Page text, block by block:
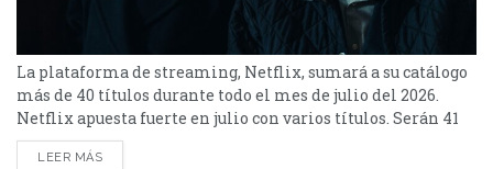
La plataforma de streaming, Netflix, sumará a su catálogo
más de 40 títulos durante todo el mes de julio del 2026.
Netflix apuesta fuerte en julio con varios títulos. Serán 41
en total, entre los que se destacan: La casa de la pradera,
Heartstopper Forever y Enola Holmes 3. La lista completa,
LEER MÁS